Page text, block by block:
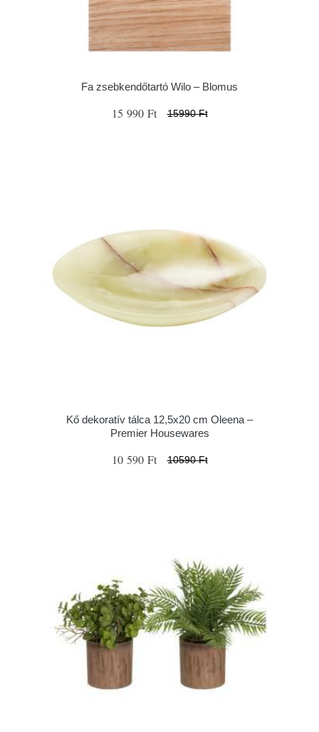
Fa zsebkendőtartó Wilo – Blomus
15 990 Ft 15990 Ft
Kő dekoratív tálca 12,5x20 cm Oleena –
Premier Housewares
10 590 Ft 10590 Ft